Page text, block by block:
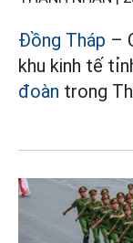
Đồng Tháp –
khu kinh tế
đoàn trong